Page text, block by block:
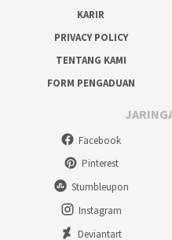
KARIR
PRIVACY POLICY
TENTANG KAMI
FORM PENGADUAN
Facebook
Pinterest
Stumbleupon
Instagram
Deviantart